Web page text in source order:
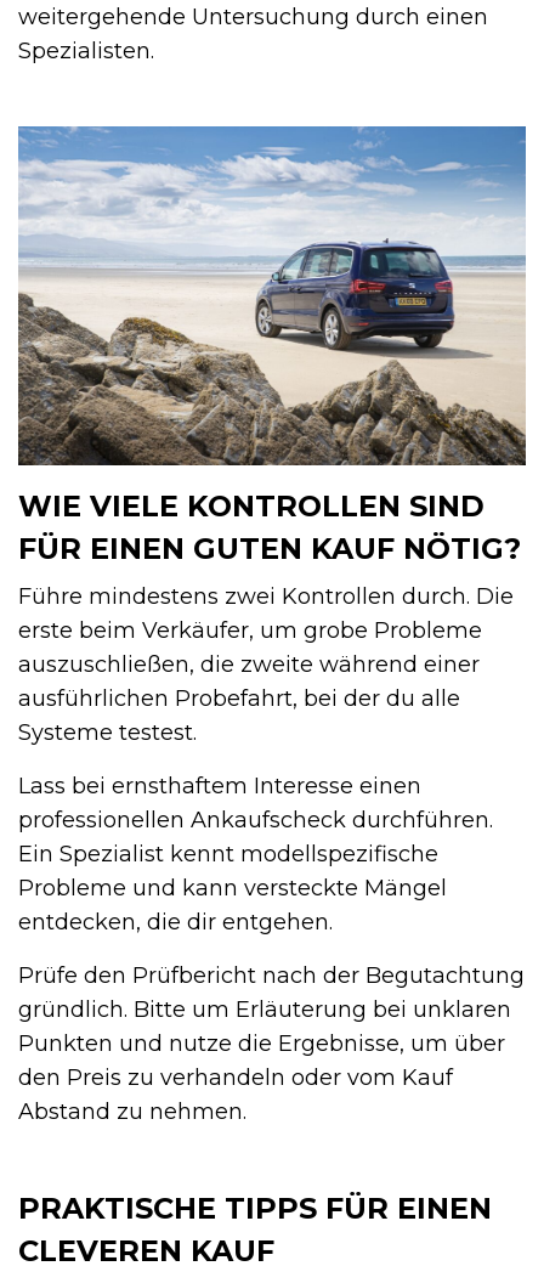
weitergehende Untersuchung durch einen
Spezialisten.
WIE VIELE KONTROLLEN SIND
FÜR EINEN GUTEN KAUF NÖTIG?
Führe mindestens zwei Kontrollen durch. Die
erste beim Verkäufer, um grobe Probleme
auszuschließen, die zweite während einer
ausführlichen Probefahrt, bei der du alle
Systeme testest.
Lass bei ernsthaftem Interesse einen
professionellen Ankaufscheck durchführen.
Ein Spezialist kennt modellspezifische
Probleme und kann versteckte Mängel
entdecken, die dir entgehen.
Prüfe den Prüfbericht nach der Begutachtung
gründlich. Bitte um Erläuterung bei unklaren
Punkten und nutze die Ergebnisse, um über
den Preis zu verhandeln oder vom Kauf
Abstand zu nehmen.
PRAKTISCHE TIPPS FÜR EINEN
CLEVEREN KAUF